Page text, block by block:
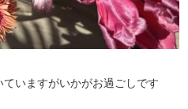
いますがいかがお過ごしです